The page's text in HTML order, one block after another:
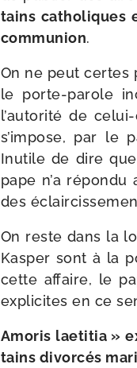
tains catho­liques
com­mu­nion.
On ne peut certes
le porte-​parole
l’autorité de
s’impose, par le
Inutile de dire
pape n’a
des
On reste dans la
Kasper sont à la
cette affaire, le
expli­cites en ce
Amoris lae­ti­tia »
tains divor­cés